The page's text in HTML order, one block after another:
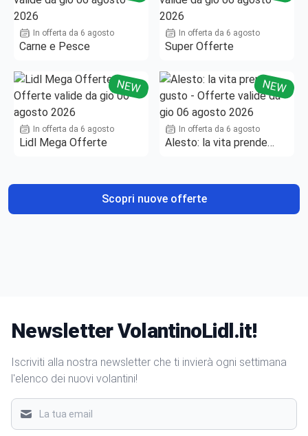
In offerta da 6 agosto
Carne e Pesce
In offerta da 6 agosto
Super Offerte
NEW
In offerta da 6 agosto
Lidl Mega Offerte
NEW
In offerta da 6 agosto
Alesto: la vita prende
Scopri nuove offerte
Newsletter VolantinoLidl.it!
Iscriviti alla nostra newsletter che ti invierà ogni settimana
l'elenco dei nuovi volantini!